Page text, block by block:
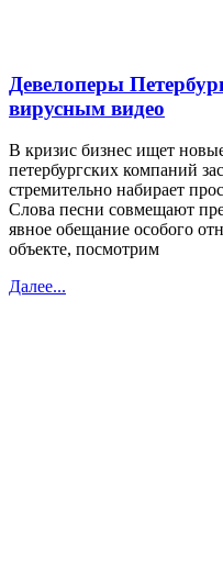
Девелоперы
вирусным видео
В кризис бизнес ищет
петербургских компаний
стремительно набирает
Слова песни совмещают
явное обещание особого
объекте, посмотрим
Далее...